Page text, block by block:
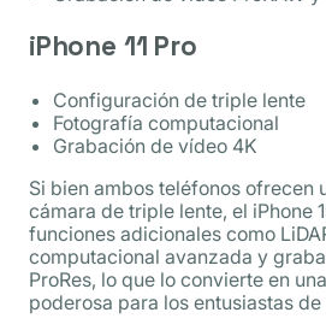
iPhone 11 Pro
Configuración de triple lente
Fotografía computacional
Grabación de vídeo 4K
Si bien ambos teléfonos ofrecen
cámara de triple lente, el iPhone
funciones adicionales como
computacional avanzada y
ProRes, lo que lo convierte en
poderosa para los entusiastas